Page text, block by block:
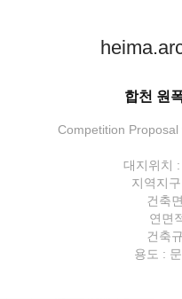
합천 원
Competition
대지위치
지역지
건축
연면
건축
용도 :